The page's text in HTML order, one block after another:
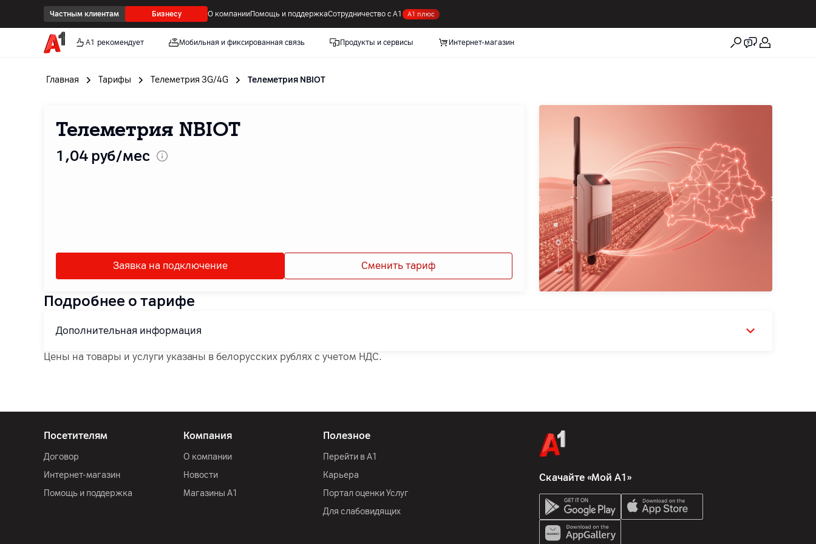
Частным клиентам Бизнесу О компанииПомощь и поддержкаСотрудничество с А1 А1 плюс
А1 рекомендует Мобильная и фиксированная связь Продукты и сервисы Интернет-магазин
Главная Тарифы Телеметрия 3G/4G Телеметрия NBIOT
Телеметрия NBIOT
1 ,04руб/мес
Заявка на подключение Сменить тариф
Подробнее о тарифе
Дополнительная информация
Цены на товары и услуги указаны в белорусских рублях с учетом НДС.
Посетителям
Договор
Интернет-магазин
Помощь и поддержка
Компания
О компании
Новости
Магазины А1
Полезное
Перейти в А1
Карьера
Портал оценки Услуг
Для слабовидящих
Скачайте «Мой А1»